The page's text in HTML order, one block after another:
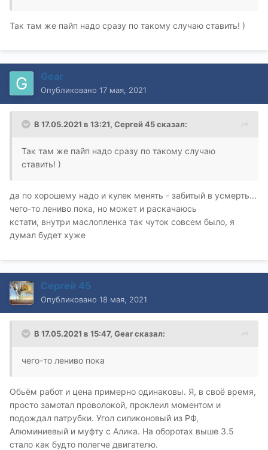
Так там же пайп надо сразу по такому случаю ставить! )
Gear
Опубликовано 17 мая, 2021
В 17.05.2021 в 13:21, Сергей 45сказал:
Так там же пайп надо сразу по такому случаю
ставить! )
да по хорошему надо и кулек менять - забитый в усмерть...
чего-то лениво пока, но может и раскачаюсь
кстати, внутри маслопленка так чуток совсем было, я
думал будет хуже
Сергей 45
Опубликовано 18 мая, 2021
В 17.05.2021 в 15:47, Gearсказал:
чего-то лениво пока
Обьём работ и цена примерно одинаковы. Я, в своё время,
просто замотал проволокой, проклеил моментом и
подождал патрубки. Угол силиконовый из РФ,
Алюминиевый и муфту с Алика. На оборотах выше 3.5
стало как будто полегче двигателю.